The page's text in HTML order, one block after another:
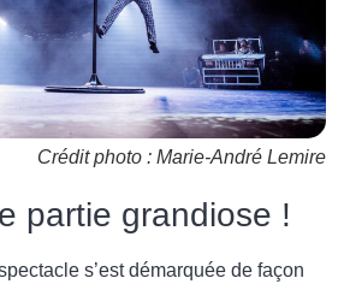
Crédit photo : Marie-André Lemire
partie grandiose !
s’est démarquée de façon